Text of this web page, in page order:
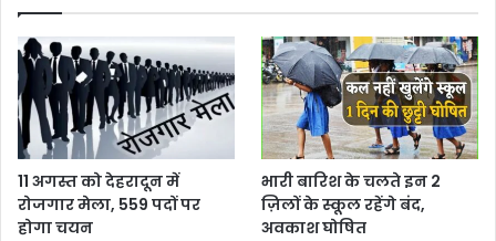
11 अगस्त को देहरादून में
रोजगार मेला, 559 पदों पर
होगा चयन
भारी बारिश के चलते इन 2
ज़िलों के स्कूल रहेंगे बंद,
अवकाश घोषित